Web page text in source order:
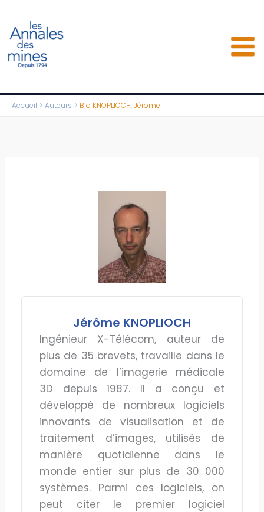
contenu
Accueil Auteurs Bio KNOPLIOCH, Jérôme
Jérôme KNOPLIOCH
Ingénieur X-Télécom, auteur de
plus de 35 brevets, travaille dans le
domaine de l’imagerie médicale
3D depuis 1987. Il a conçu et
développé de nombreux logiciels
innovants de visualisation et de
traitement d’images, utilisés de
manière quotidienne dans le
monde entier sur plus de 30 000
systèmes. Parmi ces logiciels, on
peut citer le premier logiciel